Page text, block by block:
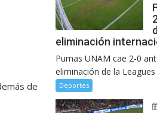
de
eliminación
Pumas UNAM cae 2-0
eliminación de la Leagues
Deportes